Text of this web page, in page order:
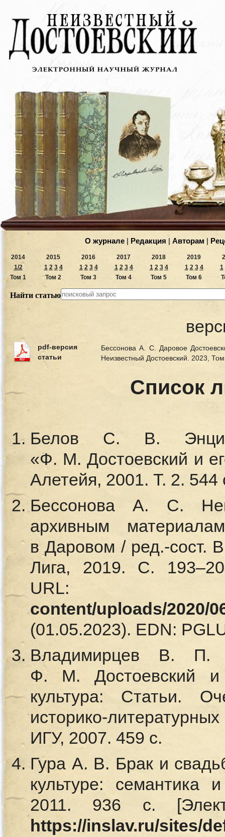
О журнале | Редакция | Авторам |
2014
1/2
Том 1
2015
1 2 3 4
Том 2
2016
1 2 3 4
Том 3
2017
1 2 3 4
Том 4
2018
1 2 3 4
Том 5
2019
1 2 3 4
Том 6
1
Найти статью
pdf-версия
статьи
Бессонова А. С. Даровое
Неизвестный Достоевский. 2023,
Список
Белов С. В.
«Ф. М. Достоевский и
Алетейя, 2001. Т. 2. 544
Бессонова А. С.
архивным
в Даровом / ред.-сост.
Лига, 2019. С.
content/uploads/2020/
(01.05.2023). EDN:
Владимирцев В. П.
Ф. М. Достоевский и
культура: Статьи.
историко-
ИГУ, 2007. 459 с.
Гура А. В. Брак и
культуре: семантика
2011. 936 с.
https://inslav.ru/sites/